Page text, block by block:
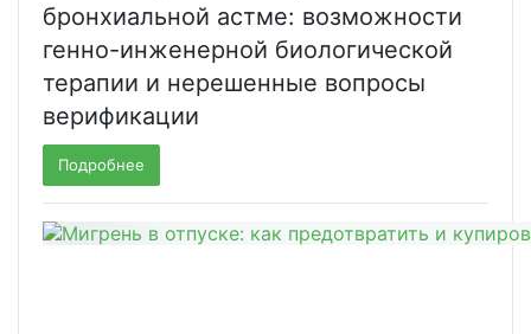
бронхиальной астме: возможности
генно-инженерной биологической
терапии и нерешенные вопросы
верификации
Подробнее